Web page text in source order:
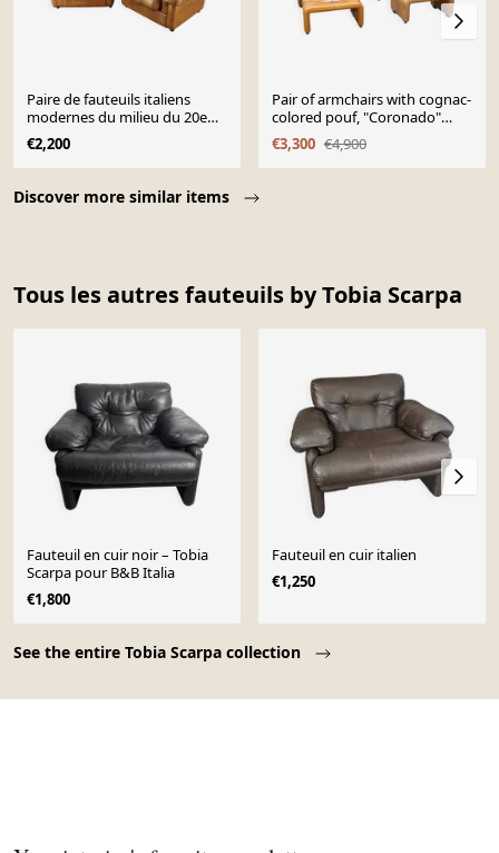
Discover more similar items
Paire de fauteuils italiens
modernes du milieu du 20e
siècle, en cuir cognac, 1970.
€2,200
Pair of armchairs with cognac-
colored pouf, "Coronado"
model by Afra & Tobia scarpa
for B&B It
€3,300 €4,900
Tous les autres fauteuils by Tobia Scarpa
See the entire Tobia Scarpa collection
Fauteuil en cuir noir – Tobia
Scarpa pour B&B Italia
€1,800
Fauteuil en cuir italien
€1,250